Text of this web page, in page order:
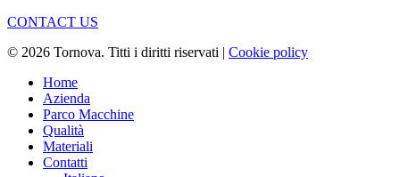
CONTACT US
© 2026 Tornova. Titti i diritti riservati | Cookie policy
Close
Menu
Home
Azienda
Parco Macchine
Qualità
Materiali
Contatti